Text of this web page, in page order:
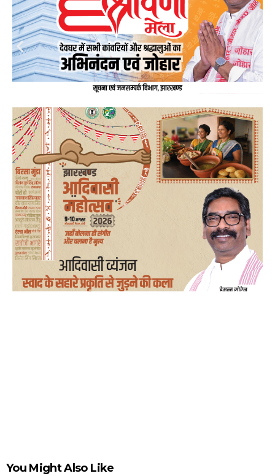
You Might Also Like